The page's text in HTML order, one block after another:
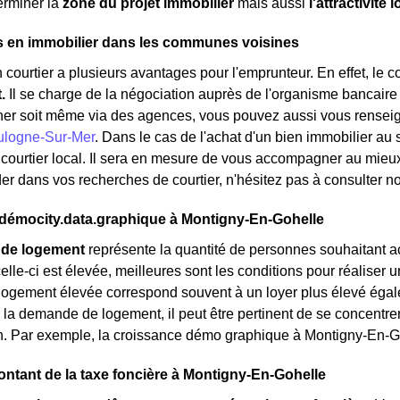
la zone du projet immobilier mais aussi l'attractivité
en immobilier dans les communes voisines
courtier a plusieurs avantages pour l'emprunteur. En effet, le
Il se charge de la négociation auprès de l'organisme
soit même via des agences, vous pouvez aussi vous
Sur-Mer. Dans le cas de l'achat d'un bien immobilier
local. Il sera en mesure de vous accompagner au
dans vos recherches de courtier, n'hésitez pas à consulter
à Montigny-En-Gohelle
logement représente la quantité de personnes souhaitant
ci est élevée, meilleures sont les conditions pour réaliser
élevée correspond souvent à un loyer plus élevé
la demande de logement, il peut être pertinent de se
Par exemple, la croissance démo graphique à Montigny-En-
de la taxe foncière à Montigny-En-Gohelle